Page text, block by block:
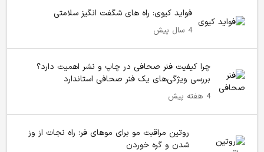
فواید کیوی: راه های شگفت انگیز سلامتی
4 سال پیش
چرا کیفیت فنر صحافی در چاپ و نشر اهمیت دارد؟
بررسی ویژگی‌های یک فنر صحافی استاندارد
4 هفته پیش
روتین مراقبت مو برای موهای فر: راه نجات از وز
شدن و گره خوردن